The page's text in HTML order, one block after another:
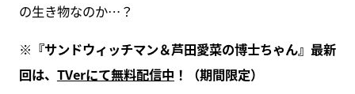
の生き物なのか…？
※『サンドウィッチマン＆芦田愛菜の博士ちゃん』最新
回は、 TVerにて無料配信中 ！（期間限定）